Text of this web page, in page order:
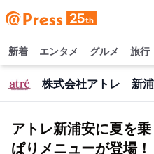
新着 エンタメ グルメ 旅行
株式会社アトレ 新
アトレ新浦安に夏を
ぱりメニューが登場